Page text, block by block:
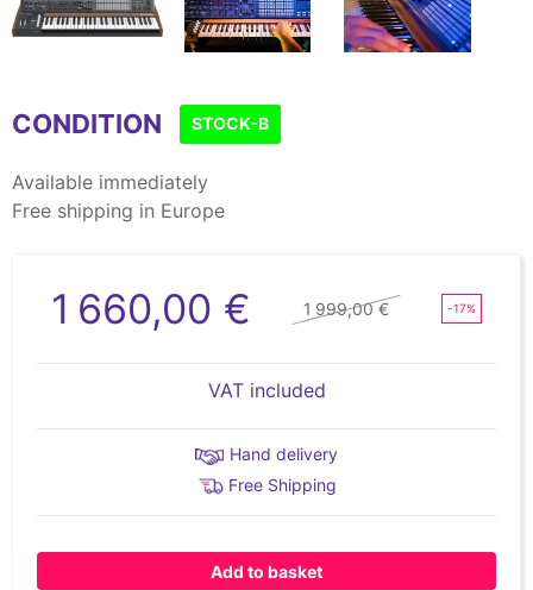
of
CONDITION STOCK-B
Available immediately
Free shipping in Europe
1 660,00 € 1 999,00 € -17%
VAT included
Hand delivery
Free Shipping
Add to basket